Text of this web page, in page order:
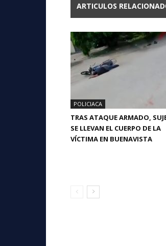
ARTICULOS
POLICIACA
TRAS ATAQUE ARMADO,
SE LLEVAN EL CUERPO DE LA
VÍCTIMA EN BUENAVISTA